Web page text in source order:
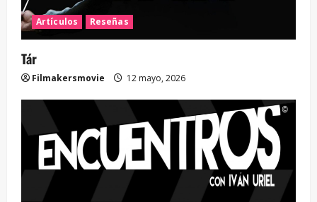
Artículos Reseñas
Tár
Filmakersmovie 12 mayo, 2026